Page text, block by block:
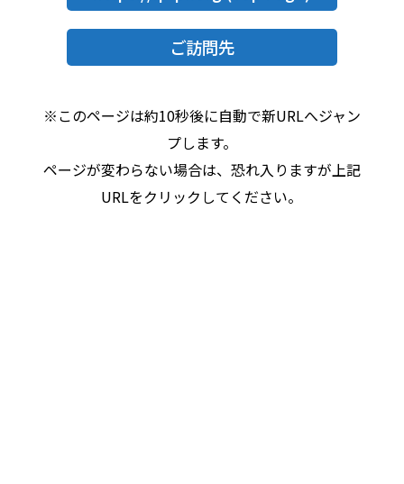
ご訪問先
※このページは約10秒後に自動で新URLへジャン
プします。
ページが変わらない場合は、恐れ入りますが上記
URLをクリックしてください。